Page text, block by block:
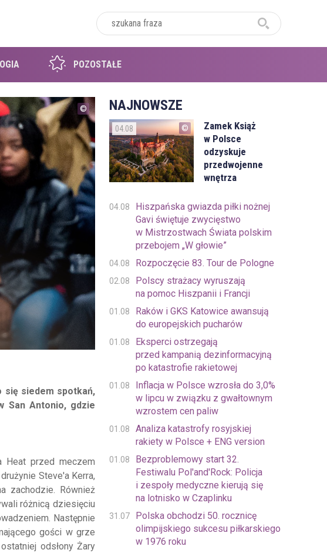
POZOSTAŁE
się siedem spotkań,
San Antonio, gdzie
Heat przed meczem
Steve'a Kerra,
zachodzie. Również
różnicą dziesięciu
Następnie
gości w grze
odsłony Żary
NAJNOWSZE
04.08
Zamek Książ
w Polsce
odzyskuje
przedwojenne
wnętrza
04.08
Hiszpańska gwiazda piłki nożnej
Gavi świętuje zwycięstwo
w Mistrzostwach Świata polskim
przebojem „W głowie”
04.08 Rozpoczęcie 83. Tour de Pologne
02.08
Polscy strażacy wyruszają
na pomoc Hiszpanii i Francji
01.08
Raków i GKS Katowice awansują
do europejskich pucharów
01.08
Eksperci ostrzegają
przed kampanią dezinformacyjną
po katastrofie rakietowej
01.08
Inflacja w Polsce wzrosła do 3,0%
w lipcu w związku z gwałtownym
wzrostem cen paliw
01.08
Analiza katastrofy rosyjskiej
rakiety w Polsce + ENG version
01.08
Bezproblemowy start 32.
Festiwalu Pol'and'Rock: Policja
i zespoły medyczne kierują się
na lotnisko w Czaplinku
31.07
Polska obchodzi 50. rocznicę
olimpijskiego sukcesu piłkarskiego
w 1976 roku